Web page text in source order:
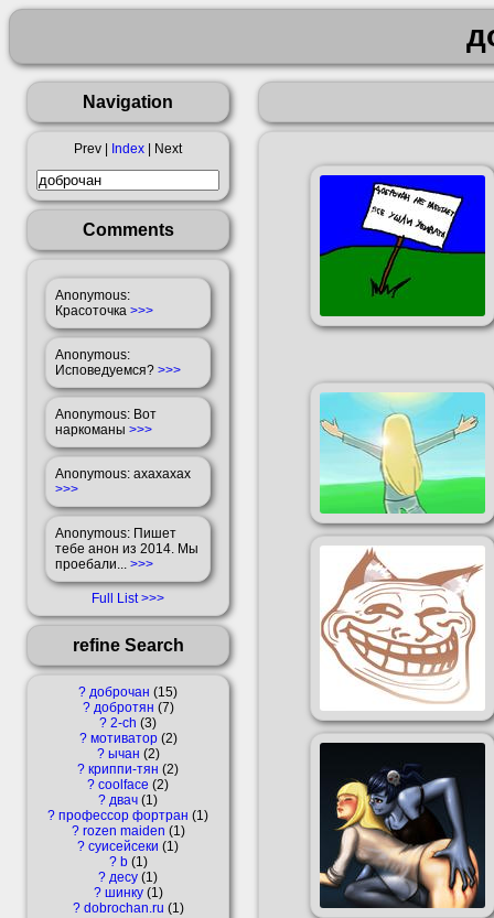
Navigation
Prev | Index | Next
Comments
Anonymous:
Красоточка >>>
Anonymous:
Исповедуемся? >>>
Anonymous: Вот
наркоманы >>>
Anonymous: ахахахах
>>>
Anonymous: Пишет
тебе анон из 2014. Мы
проебали... >>>
Full List
refine Search
? доброчан
15
? добротян 7
? 2-ch 3
? мотиватор 2
? ычан 2
? криппи-тян 2
? coolface 2
? двач 1
? профессор фортран
1
? rozen maiden 1
? суисейсеки
1
? b 1
? десу 1
? шинку 1
? dobrochan.ru 1